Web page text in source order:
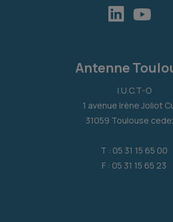
Antenne
I.U.C.T-O
1 avenue Irène Joliot
31059 Toulouse
T : 05 31 15 65 00
F : 05 31 15 65 23